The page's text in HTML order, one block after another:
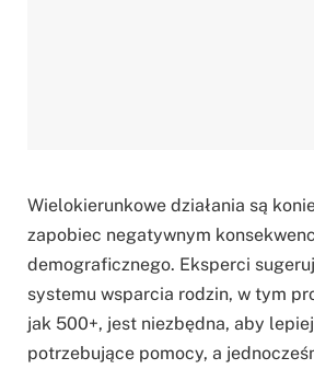
Wielokierunkowe działania są
zapobiec negatywnym
demograficznego. Eksperci
systemu wsparcia rodzin, w tym
jak 500+, jest niezbędna, aby
potrzebujące pomocy, a